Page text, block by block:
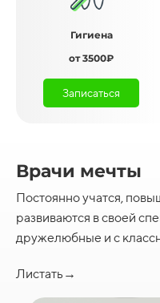
Гигиена
от 3500₽
Записаться
Врачи мечты
Постоянно учатся,
развиваются в своей
дружелюбные и с
Листать→